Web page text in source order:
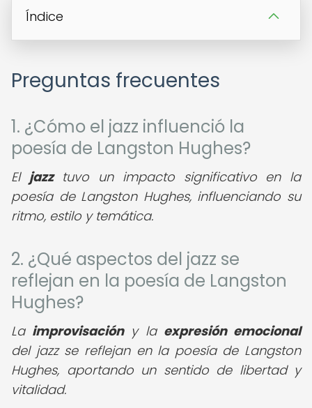
Índice
Preguntas frecuentes
1. ¿Cómo el jazz influenció la
poesía de Langston Hughes?
El jazztuvo un impacto significativo en la
poesía de Langston Hughes, influenciando su
ritmo, estilo y temática.
2. ¿Qué aspectos del jazz se
reflejan en la poesía de Langston
Hughes?
La improvisacióny la expresión emocional
del jazz se reflejan en la poesía de Langston
Hughes, aportando un sentido de libertad y
vitalidad.